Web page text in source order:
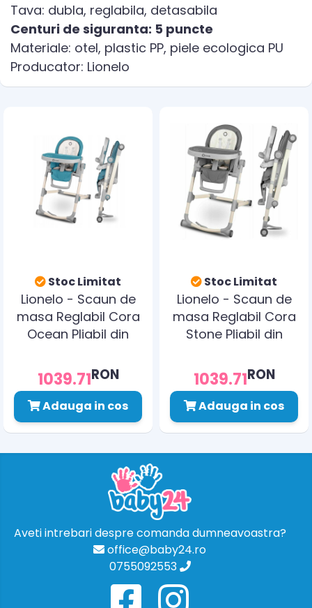
Tava: dubla, reglabila, detasabila
Centuri de siguranta: 5 puncte
Materiale: otel, plastic PP, piele ecologica PU
Producator: Lionelo
Stoc Limitat
Lionelo - Scaun de
masa Reglabil Cora
Ocean Pliabil din
Bumbac, Albastru
1039.71RON
Adauga in cos
Stoc Limitat
Lionelo - Scaun de
masa Reglabil Cora
Stone Pliabil din
Bumbac, Gri
1039.71RON
Adauga in cos
Aveti intrebari despre comanda dumneavoastra?
office@baby24.ro
0755092553